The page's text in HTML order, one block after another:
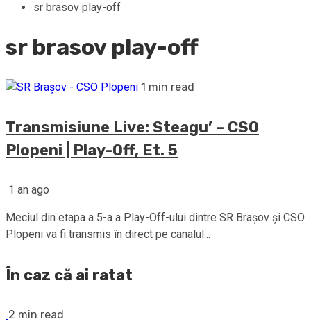
sr brasov play-off
sr brasov play-off
1 min read
Transmisiune Live: Steagu’ – CSO
Plopeni | Play-Off, Et. 5
1 an ago
Meciul din etapa a 5-a a Play-Off-ului dintre SR Brașov și CSO
Plopeni va fi transmis în direct pe canalul...
În caz că ai ratat
2 min read